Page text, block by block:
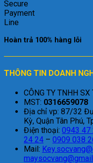
Hoàn trả 100% hàng lỗi
THÔNG TIN DOANH
CÔNG TY TNHH
MST: 0316659078
Địa chỉ vp: 87/32
Kỳ, Quận Tân Phú,
Điện thoại: 0943 47
24 24 – 0909 038
Mail: